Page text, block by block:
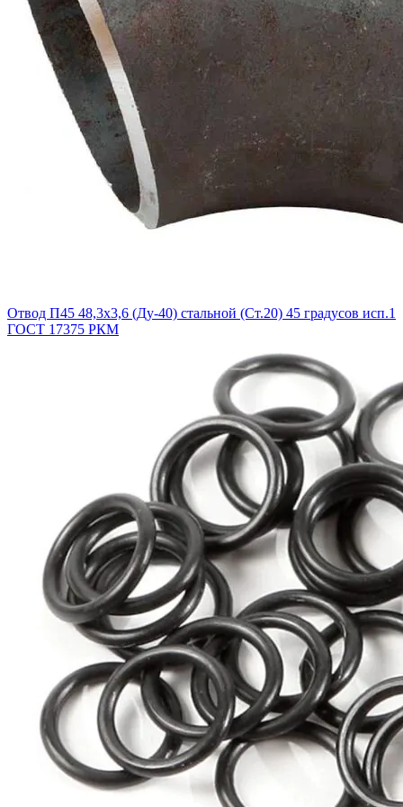
Отвод П45 48,3х3,6 (Ду-40) стальной (Ст.20) 45 градусов исп.1
ГОСТ 17375 РКМ